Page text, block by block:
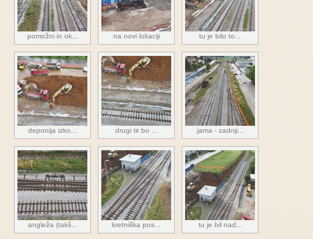
pomožni in ok... na novi lokaciji tu je bilo to...
deponija izko... drugi tir bo ... jama - zadnji...
angleža (takš... kretniška pos... tu je bil nad...